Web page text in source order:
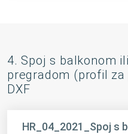
4. Spoj s balkonom
pregradom (profil za
DXF
HR_04_2021_Spoj s